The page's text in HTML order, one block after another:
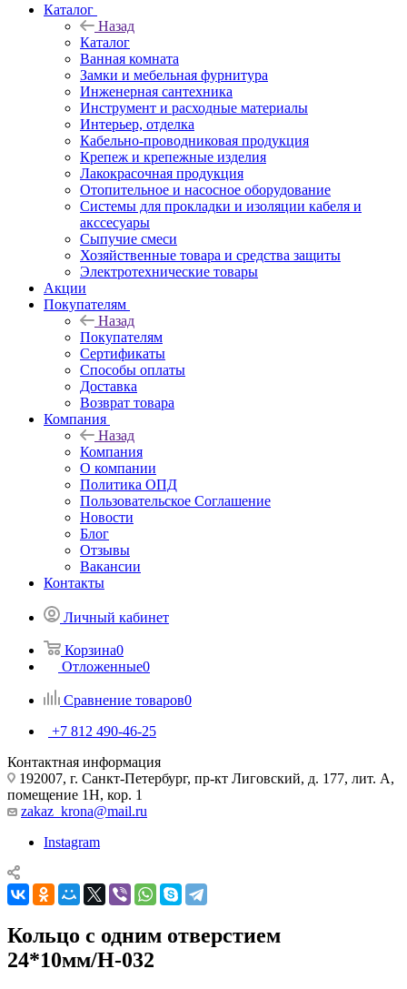
Каталог
Назад
Каталог
Ванная комната
Замки и мебельная фурнитура
Инженерная сантехника
Инструмент и расходные материалы
Интерьер, отделка
Кабельно-проводниковая продукция
Крепеж и крепежные изделия
Лакокрасочная продукция
Отопительное и насосное оборудование
Системы для прокладки и изоляции кабеля и
акссесуары
Сыпучие смеси
Хозяйственные товара и средства защиты
Электротехнические товары
Акции
Покупателям
Назад
Покупателям
Сертификаты
Способы оплаты
Доставка
Возврат товара
Компания
Назад
Компания
О компании
Политика ОПД
Пользовательское Соглашение
Новости
Блог
Отзывы
Вакансии
Контакты
Личный кабинет
Корзина0
Отложенные0
Сравнение товаров0
+7 812 490-46-25
Контактная информация
192007, г. Санкт-Петербург, пр-кт Лиговский, д. 177, лит. А,
помещение 1Н, кор. 1
zakaz_krona@mail.ru
Instagram
Кольцо с одним отверстием
24*10мм/H-032